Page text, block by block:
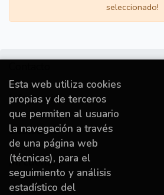
seleccionado!
Información
Destacado
Mi cuenta
Esta web utiliza cookies
propias y de terceros
que permiten al usuario
la navegación a través
de una página web
(técnicas), para el
seguimiento y análisis
estadístico del